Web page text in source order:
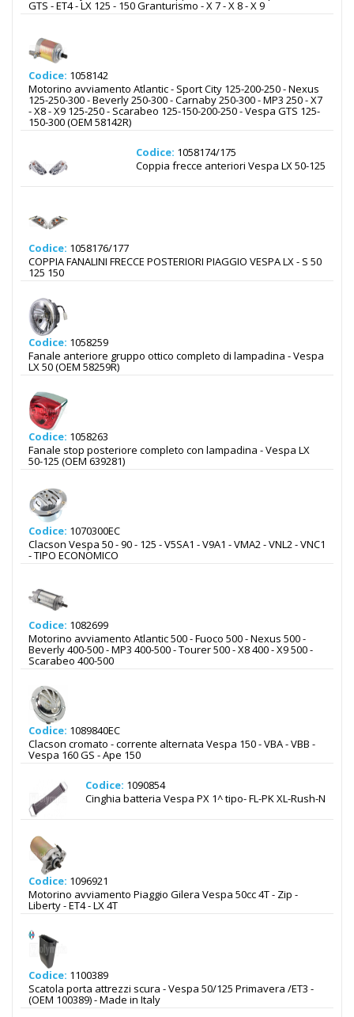
GTS - ET4 - LX 125 - 150 Granturismo - X 7 - X 8 - X 9
Codice: 1058142
Motorino avviamento Atlantic - Sport City 125-200-250 - Nexus
125-250-300 - Beverly 250-300 - Carnaby 250-300 - MP3 250 - X7
- X8 - X9 125-250 - Scarabeo 125-150-200-250 - Vespa GTS 125-
150-300 (OEM 58142R)
Codice: 1058174/175
Coppia frecce anteriori Vespa LX 50-125
Codice: 1058176/177
COPPIA FANALINI FRECCE POSTERIORI PIAGGIO VESPA LX - S 50
125 150
Codice: 1058259
Fanale anteriore gruppo ottico completo di lampadina - Vespa
LX 50 (OEM 58259R)
Codice: 1058263
Fanale stop posteriore completo con lampadina - Vespa LX
50-125 (OEM 639281)
Codice: 1070300EC
Clacson Vespa 50 - 90 - 125 - V5SA1 - V9A1 - VMA2 - VNL2 - VNC1
- TIPO ECONOMICO
Codice: 1082699
Motorino avviamento Atlantic 500 - Fuoco 500 - Nexus 500 -
Beverly 400-500 - MP3 400-500 - Tourer 500 - X8 400 - X9 500 -
Scarabeo 400-500
Codice: 1089840EC
Clacson cromato - corrente alternata Vespa 150 - VBA - VBB -
Vespa 160 GS - Ape 150
Codice: 1090854
Cinghia batteria Vespa PX 1^ tipo- FL-PK XL-Rush-N
Codice: 1096921
Motorino avviamento Piaggio Gilera Vespa 50cc 4T - Zip -
Liberty - ET4 - LX 4T
Codice: 1100389
Scatola porta attrezzi scura - Vespa 50/125 Primavera /ET3 -
(OEM 100389) - Made in Italy